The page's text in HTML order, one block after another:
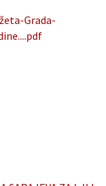
Grada-